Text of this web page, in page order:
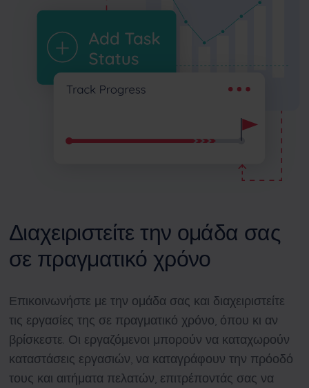
Διαχειριστείτε την ομάδα σας
σε πραγματικό χρόνο
Επικοινωνήστε με την ομάδα σας και διαχειριστείτε
τις εργασίες της σε πραγματικό χρόνο, όπου κι αν
βρίσκεστε. Οι εργαζόμενοι μπορούν να καταχωρούν
καταστάσεις εργασιών, να καταγράφουν την πρόοδό
τους και αιτήματα πελατών, επιτρέποντάς σας να